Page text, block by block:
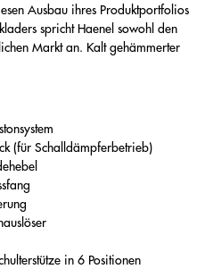
Ausbau ihres Produktportfolios
spricht Haenel sowohl den
Markt an. Kalt gehämmerter
(für Schalldämpferbetrieb)
in 6 Positionen